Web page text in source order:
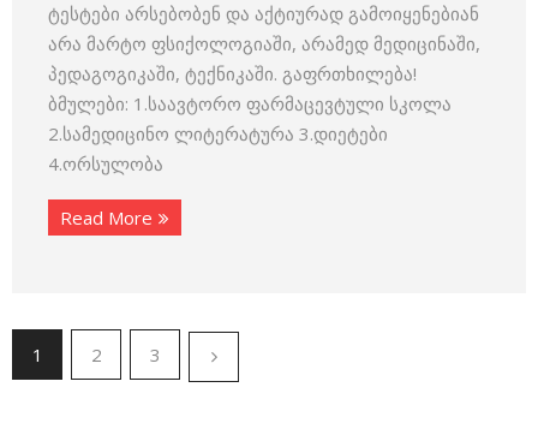
ტესტები არსებობენ და აქტიურად გამოიყენებიან
არა მარტო ფსიქოლოგიაში, არამედ მედიცინაში,
პედაგოგიკაში, ტექნიკაში. გაფრთხილება!
ბმულები: 1.საავტორო ფარმაცევტული სკოლა
2.სამედიცინო ლიტერატურა 3.დიეტები
4.ორსულობა
Read More
1 2 3